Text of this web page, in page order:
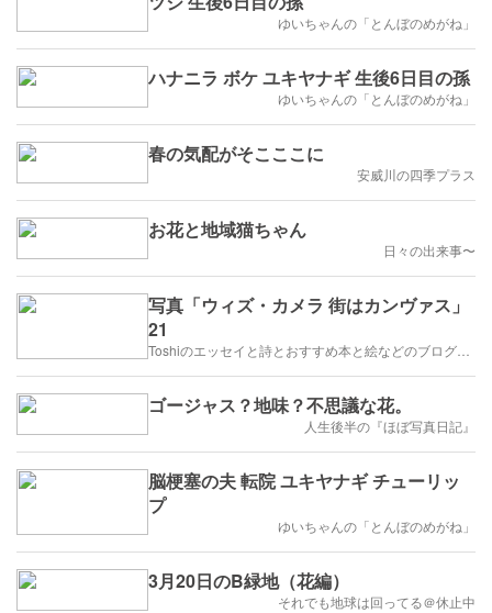
ゆいちゃんの「とんぼのめがね」
ハナニラ ボケ ユキヤナギ 生後6日目の孫
ゆいちゃんの「とんぼのめがね」
春の気配がそこここに
安威川の四季プラス
お花と地域猫ちゃん
日々の出来事〜
写真「ウィズ・カメラ 街はカンヴァス」
21
ゴージャス？地味？不思議な花。
人生後半の『ほぼ写真日記』
脳梗塞の夫 転院 ユキヤナギ チューリッ
プ
ゆいちゃんの「とんぼのめがね」
3月20日のB緑地（花編）
それでも地球は回ってる＠休止中